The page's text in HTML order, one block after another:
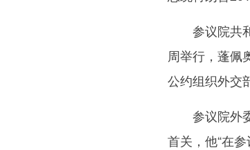
参议院共和
周举行，蓬佩
公约组织外交
参议院外委
首关，他“在